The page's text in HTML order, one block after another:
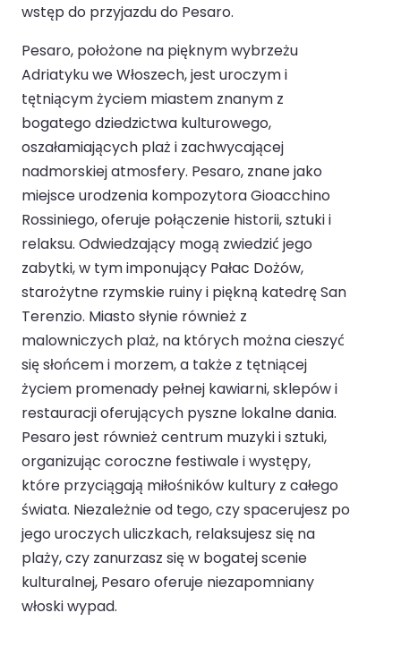
wstęp do przyjazdu do Pesaro.
Pesaro, położone na pięknym wybrzeżu
Adriatyku we Włoszech, jest uroczym i
tętniącym życiem miastem znanym z
bogatego dziedzictwa kulturowego,
oszałamiających plaż i zachwycającej
nadmorskiej atmosfery. Pesaro, znane jako
miejsce urodzenia kompozytora Gioacchino
Rossiniego, oferuje połączenie historii, sztuki i
relaksu. Odwiedzający mogą zwiedzić jego
zabytki, w tym imponujący Pałac Dożów,
starożytne rzymskie ruiny i piękną katedrę San
Terenzio. Miasto słynie również z
malowniczych plaż, na których można cieszyć
się słońcem i morzem, a także z tętniącej
życiem promenady pełnej kawiarni, sklepów i
restauracji oferujących pyszne lokalne dania.
Pesaro jest również centrum muzyki i sztuki,
organizując coroczne festiwale i występy,
które przyciągają miłośników kultury z całego
świata. Niezależnie od tego, czy spacerujesz po
jego uroczych uliczkach, relaksujesz się na
plaży, czy zanurzasz się w bogatej scenie
kulturalnej, Pesaro oferuje niezapomniany
włoski wypad.